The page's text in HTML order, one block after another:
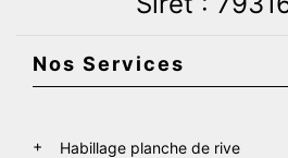
Nos Services
Habillage planche de rive